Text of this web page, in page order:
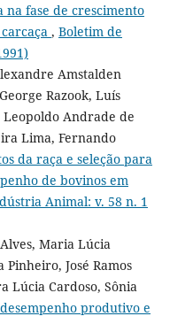
na fase de crescimento
, Boletim de
Amstalden
Razook, Luís
Leopoldo Andrade de
Lima, Fernando
da raça e seleção para
de bovinos em
Animal: v. 58 n. 1
Maria Lúcia
José Ramos
Lúcia Cardoso, Sônia
produtivo e